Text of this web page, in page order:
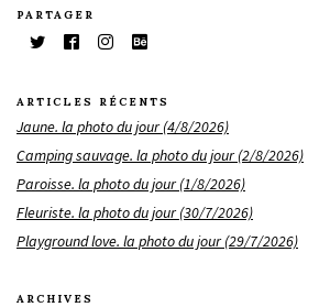
PARTAGER
ARTICLES RÉCENTS
Jaune. la photo du jour (4/8/2026)
Camping sauvage. la photo du jour (2/8/2026)
Paroisse. la photo du jour (1/8/2026)
Fleuriste. la photo du jour (30/7/2026)
Playground love. la photo du jour (29/7/2026)
ARCHIVES